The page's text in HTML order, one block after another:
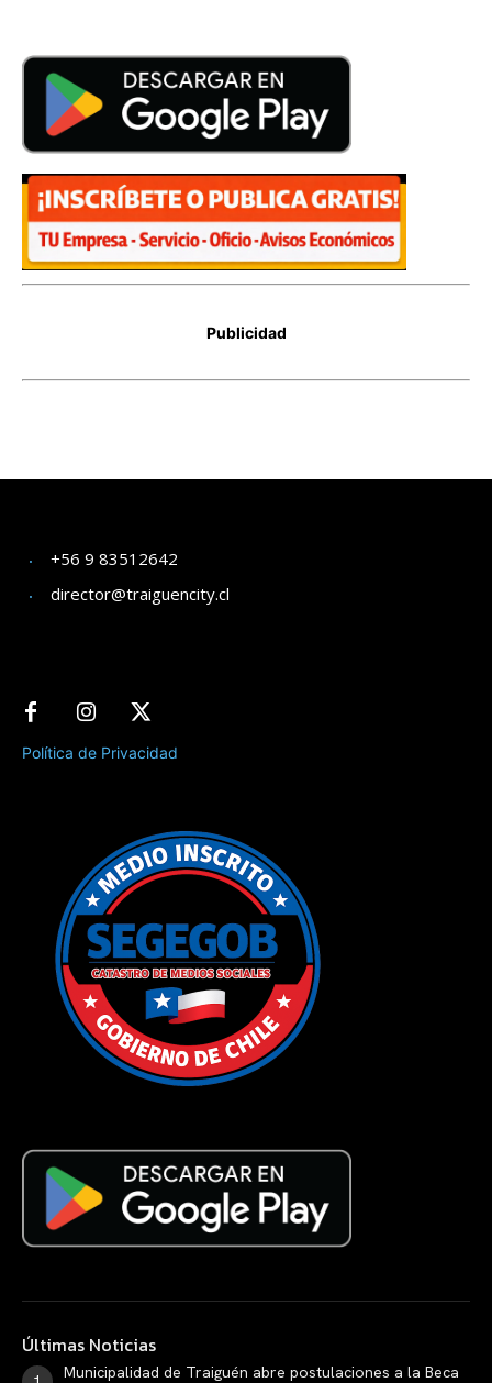
+56 9 83512642
director@traiguencity.cl
Política de Privacidad
Últimas Noticias
Municipalidad de Traiguén abre postulaciones a la Beca